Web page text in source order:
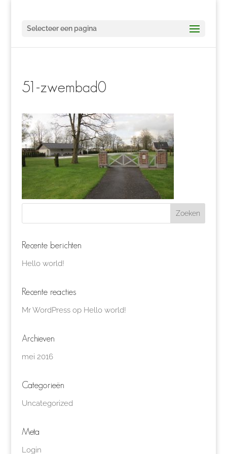
Selecteer een pagina
51-zwembad0
Recente berichten
Hello world!
Recente reacties
Mr WordPressop Hello world!
Archieven
mei 2016
Categorieën
Uncategorized
Meta
Login